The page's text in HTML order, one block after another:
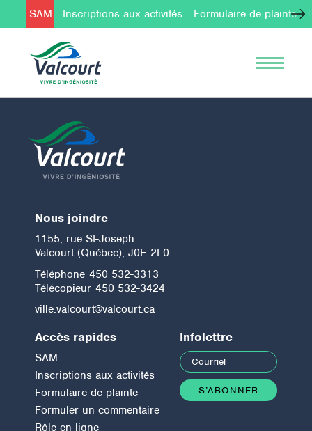
SAM Inscriptions aux activités Formulaire de plainte
Nous joindre
1155, rue St-Joseph
Valcourt (Québec), J0E 2L0
Téléphone 450 532-3313
Télécopieur 450 532-3424
ville.valcourt@valcourt.ca
Accès rapides
SAM
Inscriptions aux activités
Formulaire de plainte
Formuler un commentaire
Rôle en ligne
Infolettre